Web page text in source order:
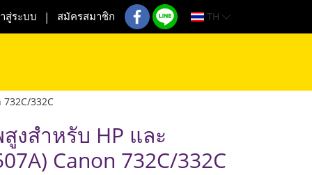
สู่ระบบ สมัครสมาชิก TH
332C
งสำหรับ HP และ
Canon 732C/332C